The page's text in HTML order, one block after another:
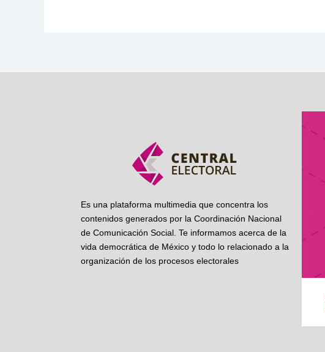
Es una plataforma multimedia que concentra los
contenidos generados por la Coordinación Nacional
de Comunicación Social. Te informamos acerca de la
vida democrática de México y todo lo relacionado a la
organización de los procesos electorales